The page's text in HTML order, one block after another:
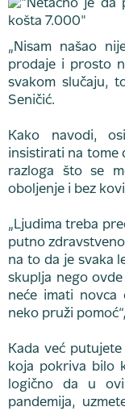
„Nisam našao
prodaje i prosto
svakom slučaju,
Seničić.
Kako navodi,
insistirati na tome
razloga što se
oboljenje i bez
„Ljudima treba
putno
na to da je svaka
skuplja nego
neće imati
neko pruži
Kada već
koja pokriva bilo
logično da u
pandemija,